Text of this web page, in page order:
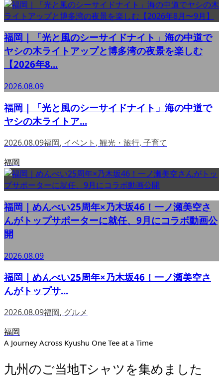
福岡｜「光と風のシーサイドナイト」海の中道で
ヤシの木ライトアップと博多湾の夜景を楽しむ
【2026年8...
2026.08.09
福岡｜「光と風のシーサイドナイト」海の中道で
ヤシの木ライトア...
2026.08.09福岡, イベント , 観光・旅行, 子育て
福岡
福岡｜めんべい25周年×乃木坂46！一ノ瀬美空さ
んがトップサポーターに就任、9月にコラボ動画公
開
2026.08.09
福岡｜めんべい25周年×乃木坂46！一ノ瀬美空さ
んがトップサ...
2026.08.09福岡, グルメ
福岡
A Journey Across Kyushu One Tee at a Time
九州のご当地Tシャツを集めました